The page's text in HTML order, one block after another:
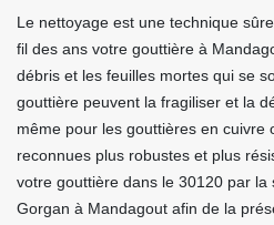
Le nettoyage est une technique
fil des ans votre gouttière à
débris et les feuilles mortes qui se
gouttière peuvent la fragiliser et la
même pour les gouttières en cuivre
reconnues plus robustes et plus
votre gouttière dans le 30120 par la
Gorgan à Mandagout afin de la